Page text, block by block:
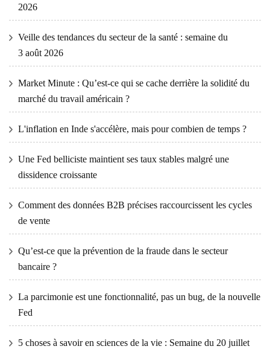
2026
Veille des tendances du secteur de la santé : semaine du
3 août 2026
Market Minute : Qu’est-ce qui se cache derrière la solidité du
marché du travail américain ?
L'inflation en Inde s'accélère, mais pour combien de temps ?
Une Fed belliciste maintient ses taux stables malgré une
dissidence croissante
Comment des données B2B précises raccourcissent les cycles
de vente
Qu’est-ce que la prévention de la fraude dans le secteur
bancaire ?
La parcimonie est une fonctionnalité, pas un bug, de la nouvelle
Fed
5 choses à savoir en sciences de la vie : Semaine du 20 juillet